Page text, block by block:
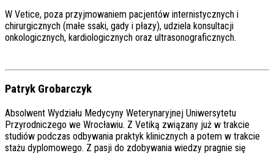
W Vetice, poza przyjmowaniem pacjentów internistycznych i
chirurgicznych (małe ssaki, gady i płazy), udziela konsultacji
onkologicznych, kardiologicznych oraz ultrasonograficznych.
Patryk Grobarczyk
Absolwent Wydziału Medycyny Weterynaryjnej Uniwersytetu
Przyrodniczego we Wrocławiu. Z Vetiką związany już w trakcie
studiów podczas odbywania praktyk klinicznych a potem w trakcie
stażu dyplomowego. Z pasji do zdobywania wiedzy pragnie się